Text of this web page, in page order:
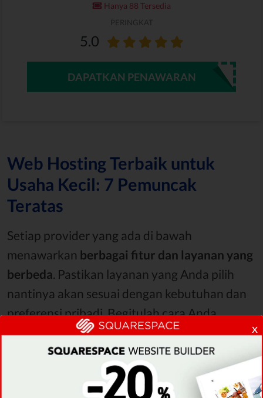
Hanya 88 Tersedia
PERINGKAT
5.0
DAPATKAN PENAWARAN
Web Hosting Terbaik untuk
Usaha Kecil: 7 Pemuncak
Teratas
Setiap provider yang ada di bawah
menawarkan berbagai fitur dan layanan yang
berbeda . Pastikan layanan yang Anda pilih
nantinya akan sesuai dengan kebutuhan dan
preferensi pribadi. Begitulah cara Anda
membuat keputusan yang tepat.
Tanpa berlama-lama lagi, mari kita mulai
dengan provider yang paling pertama.
x